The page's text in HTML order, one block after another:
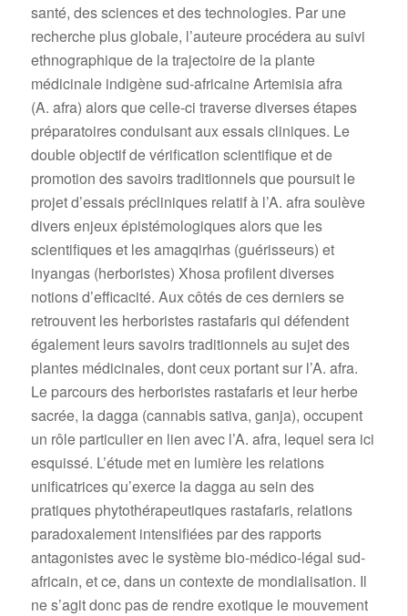
santé, des sciences et des technologies. Par une
recherche plus globale, l’auteure procédera au suivi
ethnographique de la trajectoire de la plante
médicinale indigène sud-africaine Artemisia afra
(A. afra) alors que celle-ci traverse diverses étapes
préparatoires conduisant aux essais cliniques. Le
double objectif de vérification scientifique et de
promotion des savoirs traditionnels que poursuit le
projet d’essais précliniques relatif à l’A. afra soulève
divers enjeux épistémologiques alors que les
scientifiques et les amagqirhas (guérisseurs) et
inyangas (herboristes) Xhosa profilent diverses
notions d’efficacité. Aux côtés de ces derniers se
retrouvent les herboristes rastafaris qui défendent
également leurs savoirs traditionnels au sujet des
plantes médicinales, dont ceux portant sur l’A. afra.
Le parcours des herboristes rastafaris et leur herbe
sacrée, la dagga (cannabis sativa, ganja), occupent
un rôle particulier en lien avec l’A. afra, lequel sera ici
esquissé. L’étude met en lumière les relations
unificatrices qu’exerce la dagga au sein des
pratiques phytothérapeutiques rastafaris, relations
paradoxalement intensifiées par des rapports
antagonistes avec le système bio-médico-légal sud-
africain, et ce, dans un contexte de mondialisation. Il
ne s’agit donc pas de rendre exotique le mouvement